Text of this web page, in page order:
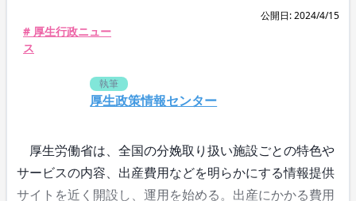
公開日: 2024/4/15
# 厚生行政ニュー
ス
執筆
厚生政策情報センター
厚生労働省は、全国の分娩取り扱い施設ごとの特色や
サービスの内容、出産費用などを明らかにする情報提供
サイトを近く開設し、運用を始める。出産にかかる費用